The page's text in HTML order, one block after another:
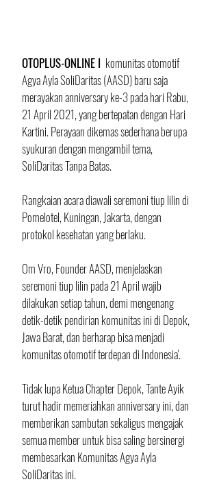
OTOPLUS-ONLINE I komunitas otomotif
Agya Ayla SoliDaritas (AASD) baru saja
merayakan anniversary ke-3 pada hari Rabu,
21 April 2021, yang bertepatan dengan Hari
Kartini. Perayaan dikemas sederhana berupa
syukuran dengan mengambil tema,
SoliDaritas Tanpa Batas.
Rangkaian acara diawali seremoni tiup lilin di
Pomelotel, Kuningan, Jakarta, dengan
protokol kesehatan yang berlaku.
Om Vro, Founder AASD, menjelaskan
seremoni tiup lilin pada 21 April wajib
dilakukan setiap tahun, demi mengenang
detik-detik pendirian komunitas ini di Depok,
Jawa Barat, dan berharap bisa menjadi
komunitas otomotif terdepan di Indonesia'.
Tidak lupa Ketua Chapter Depok, Tante Ayik
turut hadir memeriahkan anniversary ini, dan
memberikan sambutan sekaligus mengajak
semua member untuk bisa saling bersinergi
membesarkan Komunitas Agya Ayla
SoliDaritas ini.